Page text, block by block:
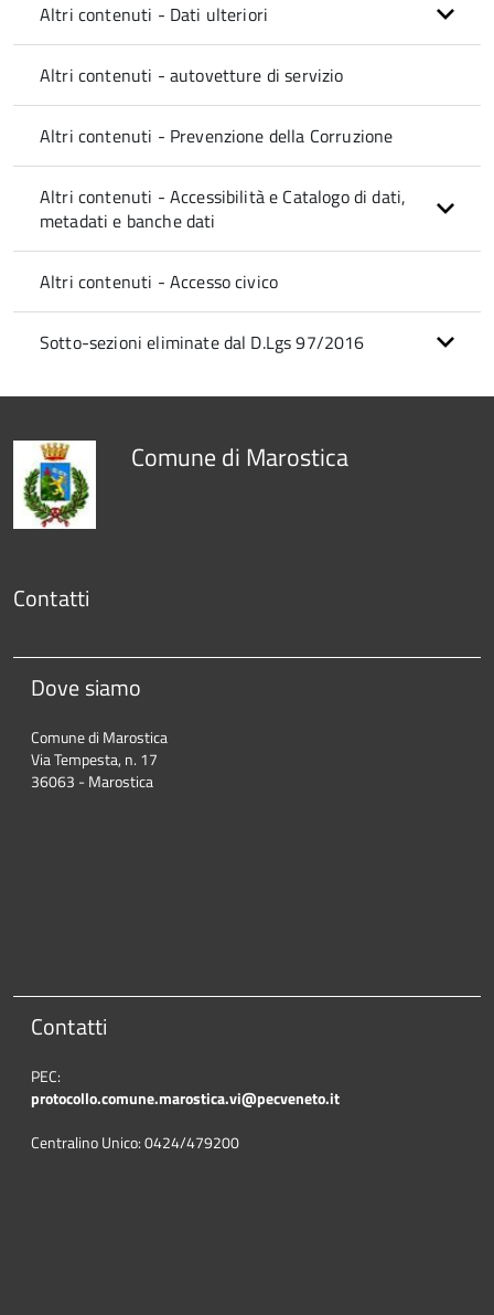
Altri contenuti - Dati ulteriori
Altri contenuti - autovetture di servizio
Altri contenuti - Prevenzione della Corruzione
Altri contenuti - Accessibilità e Catalogo di dati,
metadati e banche dati
Altri contenuti - Accesso civico
Sotto-sezioni eliminate dal D.Lgs 97/2016
Comune di Marostica
Contatti
Dove siamo
Comune di Marostica
Via Tempesta, n. 17
36063 - Marostica
Contatti
PEC:
protocollo.comune.marostica.vi@pecveneto.it
Centralino Unico: 0424/479200